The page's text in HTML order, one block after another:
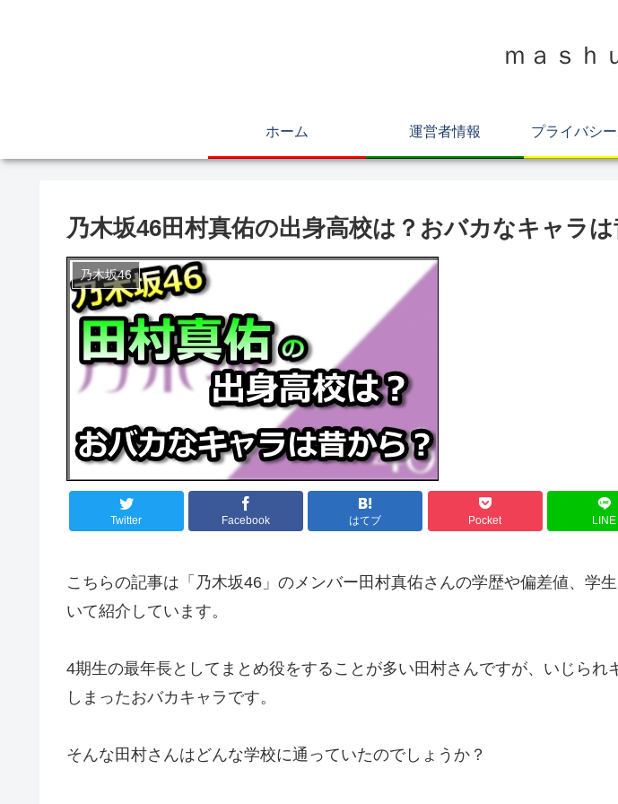
ｍａｓｈ
ホーム 運営者情報 プライバシ
乃木坂46田村真佑の出身高校は？おバカなキャラは
乃木坂46
Twitter Facebook はてブ Pocket LINE
こちらの記事は「乃木坂46」のメンバー田村真佑さんの学歴や偏差値、学
いて紹介しています。
4期生の最年長としてまとめ役をすることが多い田村さんですが、いじられ
しまったおバカキャラです。
そんな田村さんはどんな学校に通っていたのでしょうか？